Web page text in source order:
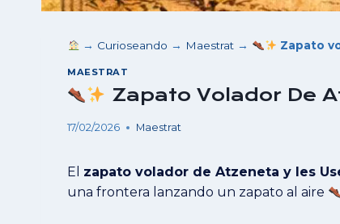
→ Curioseando → Maestrat → Zapato
MAESTRAT
Zapato Volador De
17/02/2026 Maestrat
El zapato volador de Atzeneta y les
una frontera lanzando un zapato al aire